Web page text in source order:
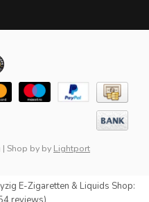
| Shop by by Lightport
E-Zigaretten & Liquids Shop: